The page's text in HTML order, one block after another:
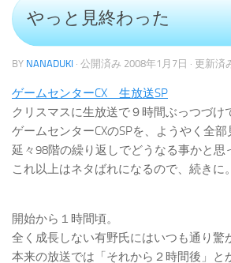
やっと見終わった
BY NANADUKI · 公開済み 2008年1月7日 · 更新済
ゲームセンターCX 生放送SP
クリスマスに生放送で９時間ぶっつづけ
ゲームセンターCXのSPを、ようやく全部
延々98階の繰り返しでどうなる事かと思
これ以上はネタばれになるので、続きに。
開始から１時間頃。
全く成長しない有野氏にはいつも通り驚
本来の放送では「それから２時間後」と